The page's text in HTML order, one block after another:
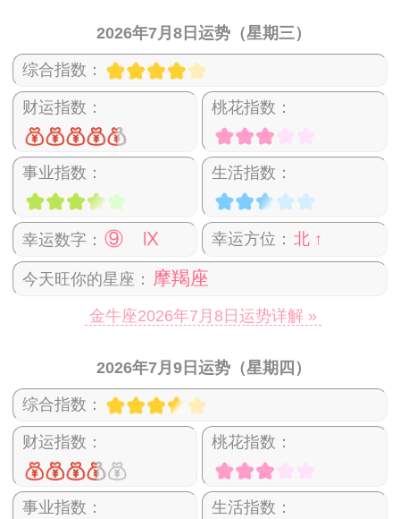
2026年7月8日运势（星期三）
综合指数：
财运指数： 桃花指数：
事业指数： 生活指数：
幸运数字： ⑨ Ⅸ 幸运方位： 北 ↑
今天旺你的星座： 摩羯座
金牛座2026年7月8日运势详解 »
2026年7月9日运势（星期四）
综合指数：
财运指数： 桃花指数：
事业指数： 生活指数：